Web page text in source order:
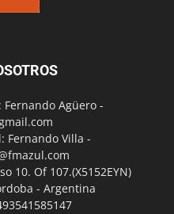
Agüero -
Fernando Villa -
10. Of 107.(X5152EYN)
- Argentina